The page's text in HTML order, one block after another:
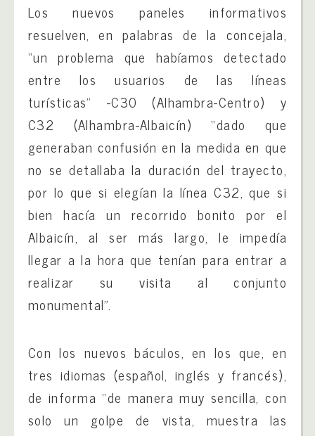
Los nuevos paneles informativos
resuelven, en palabras de la concejala,
“un problema que habíamos detectado
entre los usuarios de las líneas
turísticas” -C30 (Alhambra-Centro) y
C32 (Alhambra-Albaicín) “dado que
generaban confusión en la medida en que
no se detallaba la duración del trayecto,
por lo que si elegían la línea C32, que si
bien hacía un recorrido bonito por el
Albaicín, al ser más largo, le impedía
llegar a la hora que tenían para entrar a
realizar su visita al conjunto
monumental”.
Con los nuevos báculos, en los que, en
tres idiomas (español, inglés y francés),
de informa “de manera muy sencilla, con
solo un golpe de vista, muestra las